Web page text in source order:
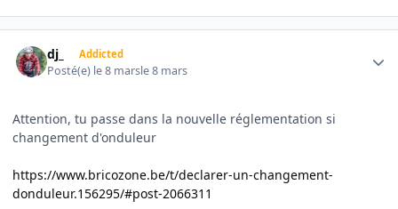
dj_ Addicted
Posté(e) le 8 marsle 8 mars
Attention, tu passe dans la nouvelle réglementation si
changement d'onduleur
https://www.bricozone.be/t/declarer-un-changement-
donduleur.156295/#post-2066311